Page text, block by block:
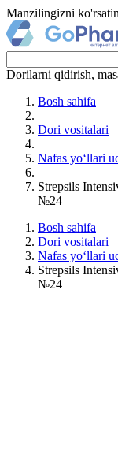
Manzilingizni
Dorilarni qidirish,
Bosh sahifa
Dori vositalari
Nafas yo‘llari
Strepsils
№24
Bosh sahifa
Dori vositalari
Nafas yo‘llari
Strepsils
№24